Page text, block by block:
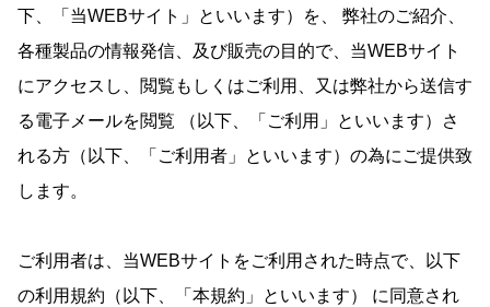
下、「当WEBサイト」といいます）を、 弊社のご紹介、
各種製品の情報発信、及び販売の目的で、当WEBサイト
にアクセスし、閲覧もしくはご利用、又は弊社から送信す
る電子メールを閲覧 （以下、「ご利用」といいます）さ
れる方（以下、「ご利用者」といいます）の為にご提供致
します。
ご利用者は、当WEBサイトをご利用された時点で、以下
の利用規約（以下、「本規約」といいます） に同意され